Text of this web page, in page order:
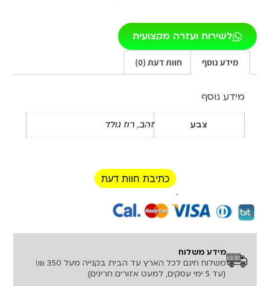
לשירות ועזרה מקצועית
מידע נוסף חוות דעת (0)
מידע נוסף
צבע זהב,רוז גולד
כתיבת חוות דעת
רכישה מאובטחת!
מידע משלוח
משלוח חינם לכל הארץ עד הבית בקנייה מעל 350 ₪!
{עד 5 ימי עסקים, למעט אזורים חריגים}